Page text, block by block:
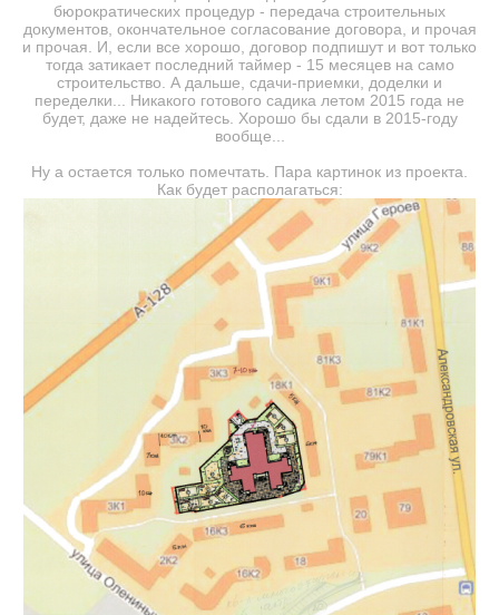
бюрократических процедур - передача строительных
документов, окончательное согласование договора, и прочая
и прочая. И, если все хорошо, договор подпишут и вот только
тогда затикает последний таймер - 15 месяцев на само
строительство. А дальше, сдачи-приемки, доделки и
переделки... Никакого готового садика летом 2015 года не
будет, даже не надейтесь. Хорошо бы сдали в 2015-году
вообще...
Ну а остается только помечтать. Пара картинок из проекта.
Как будет располагаться: